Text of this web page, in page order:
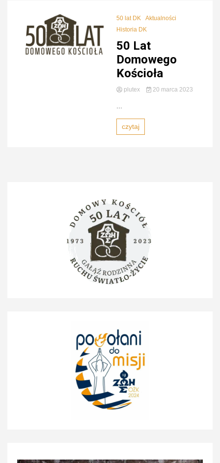
50 lat DK
Aktualności
Historia DK
50 Lat
Domowego
Kościoła
plutex 20 marca 2023
...
czytaj